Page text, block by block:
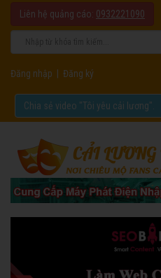
Liên hệ quảng cáo: 0932221090
Đăng nhập Đăng ký
Chia sẻ video "Tôi yêu cải lương".